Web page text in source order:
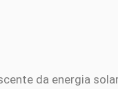
da energia